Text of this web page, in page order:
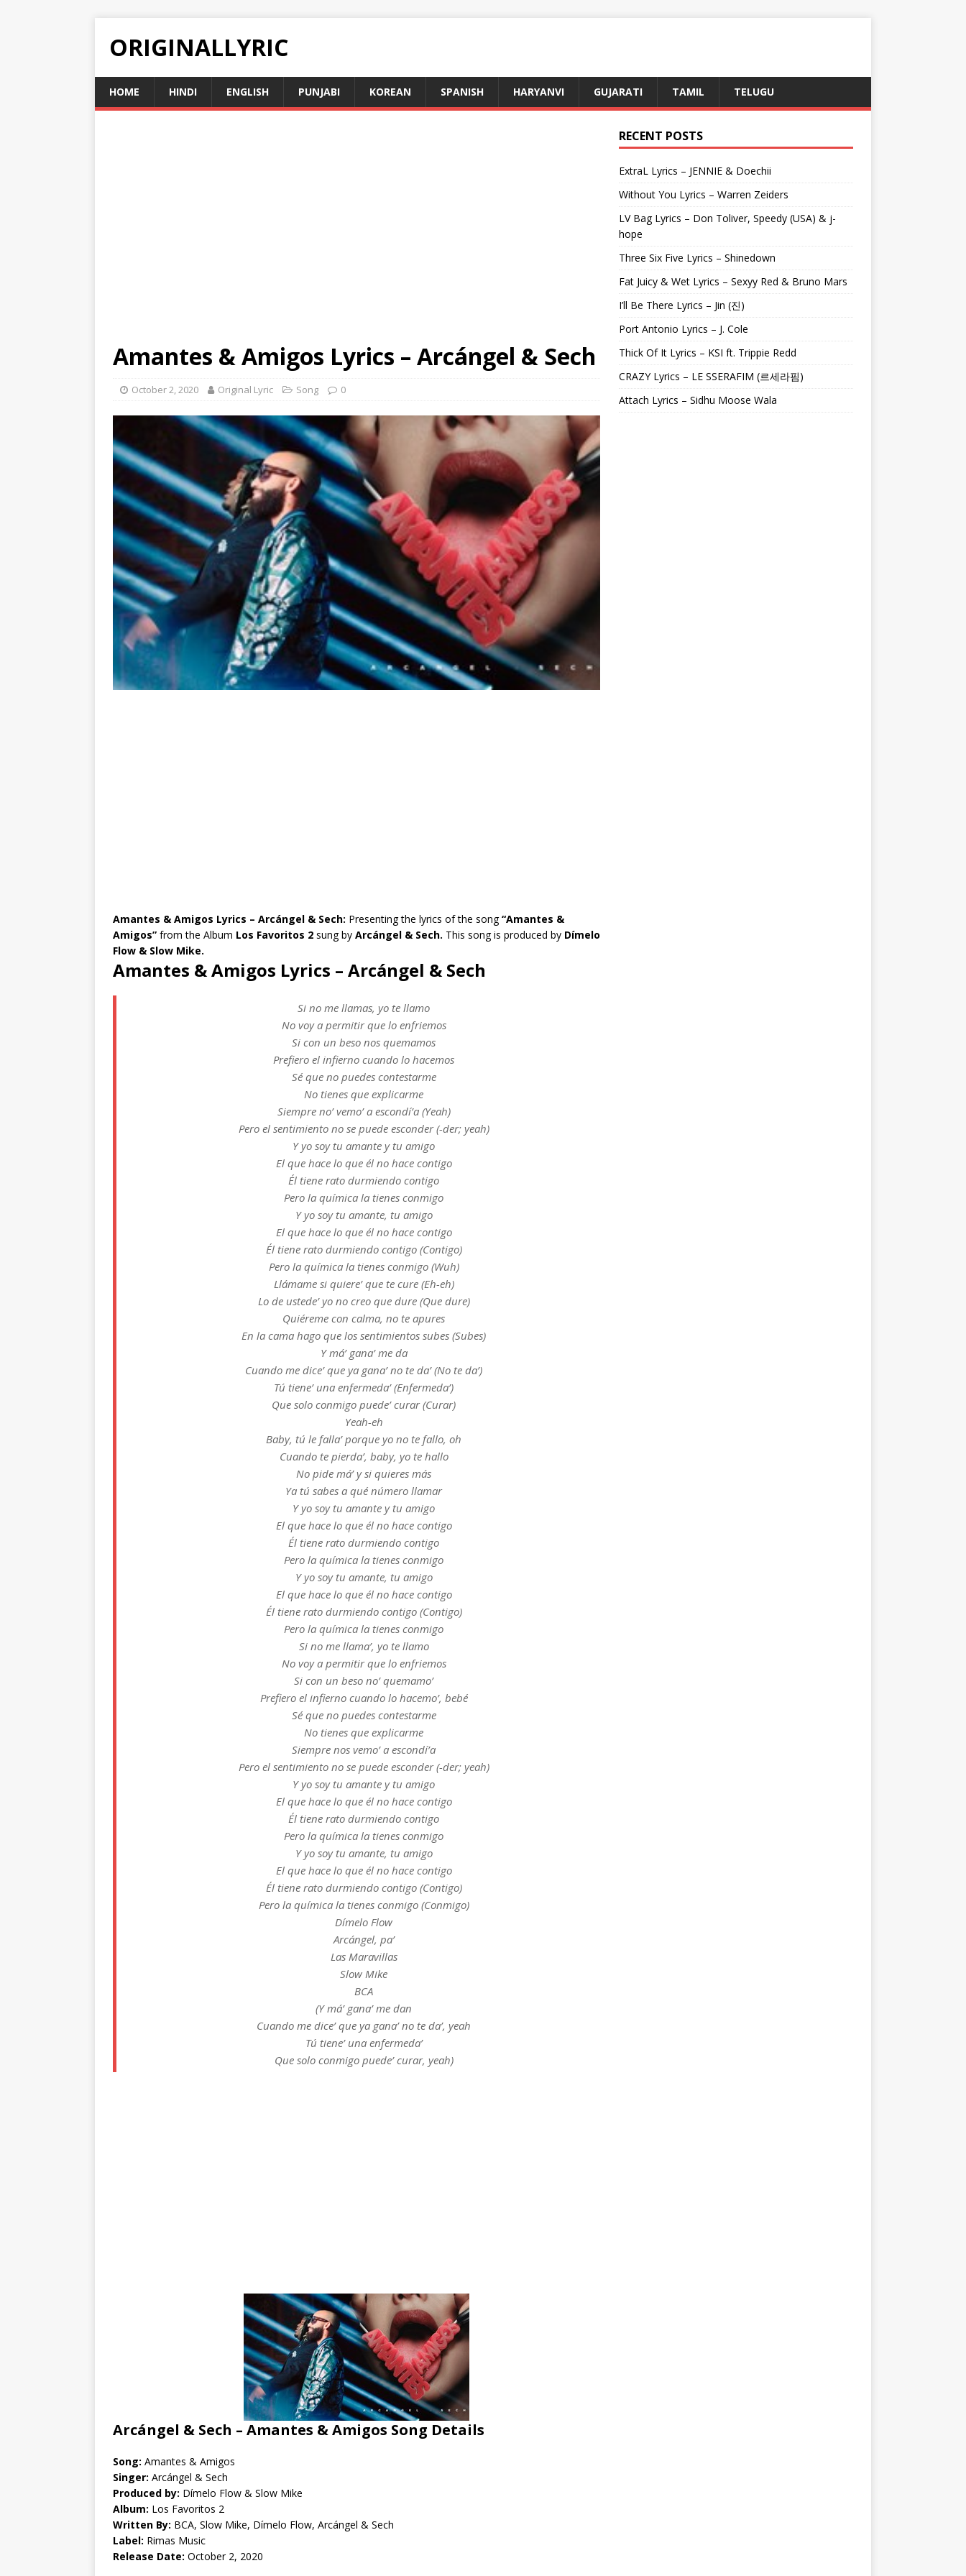
ORIGINALLYRIC
HOME HINDI ENGLISH PUNJABI KOREAN SPANISH HARYANVI GUJARATI TAMIL TELUGU
Amantes & Amigos Lyrics – Arcángel & Sech
October 2, 2020 Original Lyric Song 0
Amantes & Amigos Lyrics – Arcángel & Sech: Presenting the lyrics of the song“Amantes &
Amigos” from the Album Los Favoritos 2 sung by Arcángel & Sech. This song is produced by Dímelo
Flow & Slow Mike.
Amantes & Amigos Lyrics – Arcángel & Sech
Si no me llamas, yo te llamo
No voy a permitir que lo enfriemos
Si con un beso nos quemamos
Prefiero el infierno cuando lo hacemos
Sé que no puedes contestarme
No tienes que explicarme
Siempre no’ vemo’ a escondí’a (Yeah)
Pero el sentimiento no se puede esconder (-der; yeah)
Y yo soy tu amante y tu amigo
El que hace lo que él no hace contigo
Él tiene rato durmiendo contigo
Pero la química la tienes conmigo
Y yo soy tu amante, tu amigo
El que hace lo que él no hace contigo
Él tiene rato durmiendo contigo (Contigo)
Pero la química la tienes conmigo (Wuh)
Llámame si quiere’ que te cure (Eh-eh)
Lo de ustede’ yo no creo que dure (Que dure)
Quiéreme con calma, no te apures
En la cama hago que los sentimientos subes (Subes)
Y má’ gana’ me da
Cuando me dice’ que ya gana’ no te da’ (No te da’)
Tú tiene’ una enfermeda’ (Enfermeda’)
Que solo conmigo puede’ curar (Curar)
Yeah-eh
Baby, tú le falla’ porque yo no te fallo, oh
Cuando te pierda’, baby, yo te hallo
No pide má’ y si quieres más
Ya tú sabes a qué número llamar
Y yo soy tu amante y tu amigo
El que hace lo que él no hace contigo
Él tiene rato durmiendo contigo
Pero la química la tienes conmigo
Y yo soy tu amante, tu amigo
El que hace lo que él no hace contigo
Él tiene rato durmiendo contigo (Contigo)
Pero la química la tienes conmigo
Si no me llama’, yo te llamo
No voy a permitir que lo enfriemos
Si con un beso no’ quemamo’
Prefiero el infierno cuando lo hacemo’, bebé
Sé que no puedes contestarme
No tienes que explicarme
Siempre nos vemo’ a escondí’a
Pero el sentimiento no se puede esconder (-der; yeah)
Y yo soy tu amante y tu amigo
El que hace lo que él no hace contigo
Él tiene rato durmiendo contigo
Pero la química la tienes conmigo
Y yo soy tu amante, tu amigo
El que hace lo que él no hace contigo
Él tiene rato durmiendo contigo (Contigo)
Pero la química la tienes conmigo (Conmigo)
Dímelo Flow
Arcángel, pa’
Las Maravillas
Slow Mike
BCA
(Y má’ gana’ me dan
Cuando me dice’ que ya gana’ no te da’, yeah
Tú tiene’ una enfermeda’
Que solo conmigo puede’ curar, yeah)
Arcángel & Sech – Amantes & Amigos Song Details
Song: Amantes & Amigos
Singer: Arcángel & Sech
Produced by: Dímelo Flow & Slow Mike
Album: Los Favoritos 2
Written By: BCA, Slow Mike, Dímelo Flow, Arcángel & Sech
Label: Rimas Music
Release Date: October 2, 2020
RECENT POSTS
ExtraL Lyrics – JENNIE & Doechii
Without You Lyrics – Warren Zeiders
LV Bag Lyrics – Don Toliver, Speedy (USA) & j-
hope
Three Six Five Lyrics – Shinedown
Fat Juicy & Wet Lyrics – Sexyy Red & Bruno Mars
I’ll Be There Lyrics – Jin (진)
Port Antonio Lyrics – J. Cole
Thick Of It Lyrics – KSI ft. Trippie Redd
CRAZY Lyrics – LE SSERAFIM (르세라핌)
Attach Lyrics – Sidhu Moose Wala